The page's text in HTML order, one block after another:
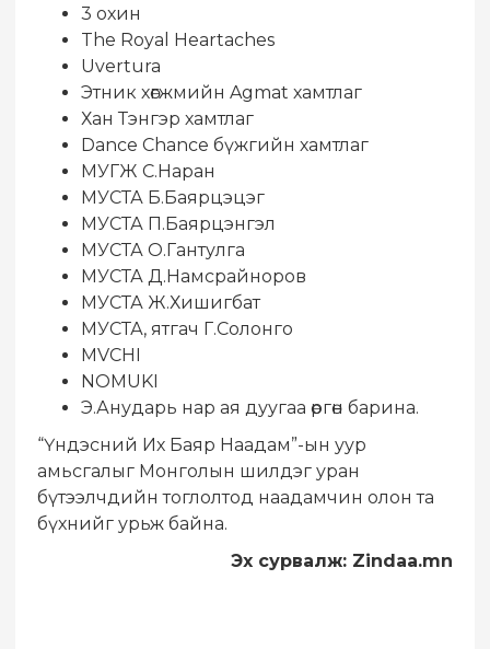
3 охин
The Royal Heartaches
Uvertura
Этник хөгжмийн Agmat хамтлаг
Хан Тэнгэр хамтлаг
Dance Chance бүжгийн хамтлаг
МУГЖ С.Наран
МУСТА Б.Баярцэцэг
МУСТА П.Баярцэнгэл
МУСТА О.Гантулга
МУСТА Д.Намсрайноров
МУСТА Ж.Хишигбат
МУСТА, ятгач Г.Солонго
MVCHI
NOMUKI
Э.Анударь нар ая дуугаа өргөн барина.
“Үндэсний Их Баяр Наадам”-ын уур
амьсгалыг Монголын шилдэг уран
бүтээлчдийн тоглолтод наадамчин олон та
бүхнийг урьж байна.
Эх сурвалж: Zindaa.mn